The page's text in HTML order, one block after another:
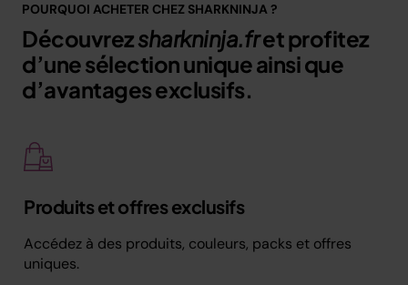
POURQUOI ACHETER CHEZ SHARKNINJA ?
Découvrezsharkninja.fret profitez
d’une sélection unique ainsi que
d’avantages exclusifs.
Produits et offres exclusifs
Accédez à des produits, couleurs, packs et offres
uniques.